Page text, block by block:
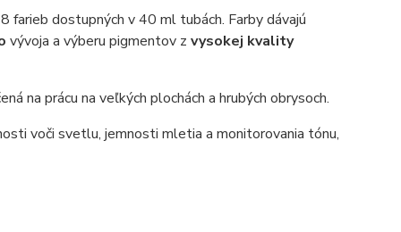
farieb dostupných v 40 ml tubách. Farby dávajú
vývoja a výberu pigmentov z vysokej kvality
na prácu na veľkých plochách a hrubých obrysoch.
voči svetlu, jemnosti mletia a monitorovania tónu,